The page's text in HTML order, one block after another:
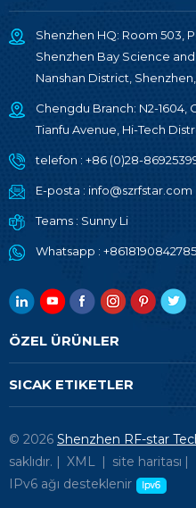
Shenzhen HQ: Room 503,
Shenzhen Bay Science
Nanshan District,
Chengdu Branch: N2-1604,
Tianfu Avenue, Hi-Tech
telefon : +86 (0)28-
E-posta : info@szrfstar.com
Teams : Sunny Li
Whatsapp : +8618190842785
ÖZEL ÜRÜNLER
SICAK ETIKETLER
© 2026 Shenzhen RF-star
saklıdır. | XML | site haritası |
IPv6 ağı desteklenir